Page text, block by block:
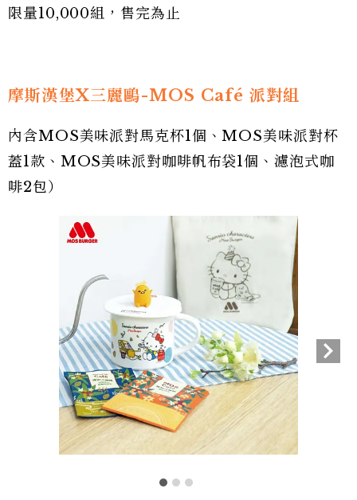
限量10,000組，售完為止
摩斯漢堡X三麗鷗-MOS Café 派對組
內含MOS美味派對馬克杯1個、MOS美味派對杯
蓋1款、MOS美味派對咖啡帆布袋1個、濾泡式咖
啡2包）